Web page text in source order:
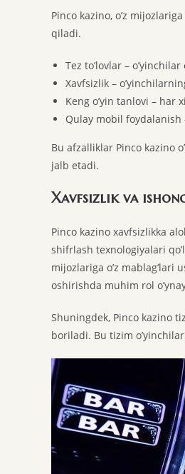
Pinco kazino, o’z
qiladi.
Tez to’lovlar –
Xavfsizlik –
Keng o’yin tanlovi – har
Qulay mobil foydalanish
Bu afzalliklar Pinco kazino
jalb etadi.
Xavfsizlik va
Pinco kazino xavfsizlikka
shifrlash texnologiyalari
mijozlariga o’z
oshirishda muhim rol
Shuningdek, Pinco kazino
boriladi. Bu tizim